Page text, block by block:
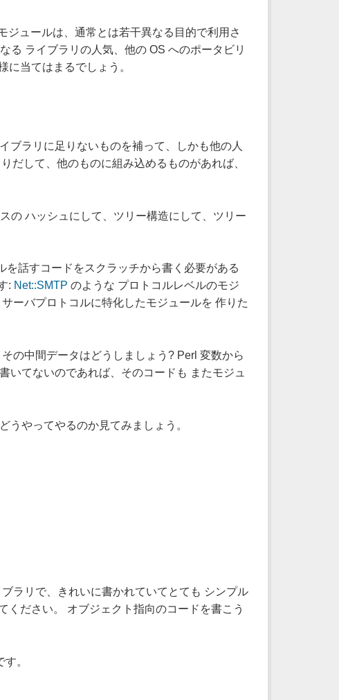
ジュールは、通常とは若干異なる目的で利用さ
る ライブラリの人気、他の OS へのポータビリ
当てはまるでしょう。
ブラリに足りないものを補って、しかも他の人
だして、他のものに組み込めるものがあれば、
の ハッシュにして、ツリー構造にして、ツリー
話すコードをスクラッチから書く必要がある
: Net::SMTP のような プロトコルレベルのモジ
ーバプロトコルに特化したモジュールを 作りた
の中間データはどうしましょう? Perl 変数から
いてないのであれば、そのコードも またモジュ
うやってやるのか見てみましょう。
ラリで、きれいに書かれていてとても シンプル
ください。 オブジェクト指向のコードを書こう
。